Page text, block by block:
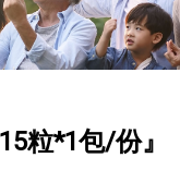
粒*1包/份』